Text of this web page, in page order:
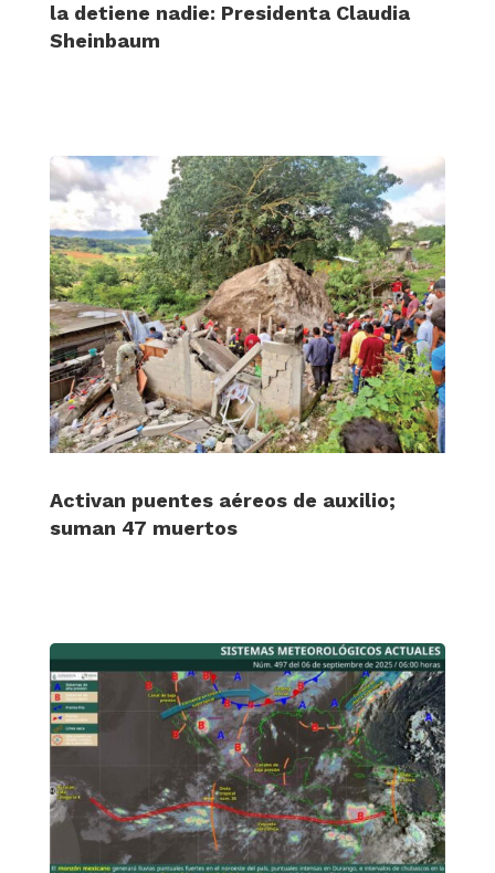
la detiene nadie: Presidenta Claudia
Sheinbaum
Activan puentes aéreos de auxilio;
suman 47 muertos